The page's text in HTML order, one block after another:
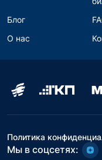
Блог
О нас
Политика
Мы в соцсетях: